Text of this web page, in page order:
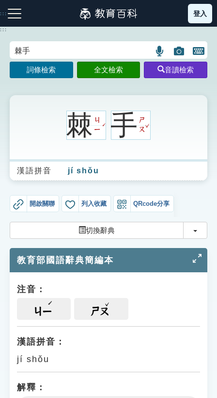
到
主
:::
注音索引圖示 筆畫索引圖示 部首索引表圖示
生字詞彙表
成語故事
索引選單
單字索引
遊戲專區
貓頭鷹博士
登入
:::
語
言
搜
圖
片
搜
開
鍵
圖
詞條檢索 全文檢索 音讀檢索
棘ㄐ
ㄧ
ˊ 手ㄕ
ㄡ
ˇ
漢語拼音 jí shǒu
開啟關聯 列入收藏 QRcode分享
切換辭典 切換
教育部國語辭典簡編本
注音：
ㄐㄧ ㄕㄡ
漢語拼音：
jí shǒu
解釋：